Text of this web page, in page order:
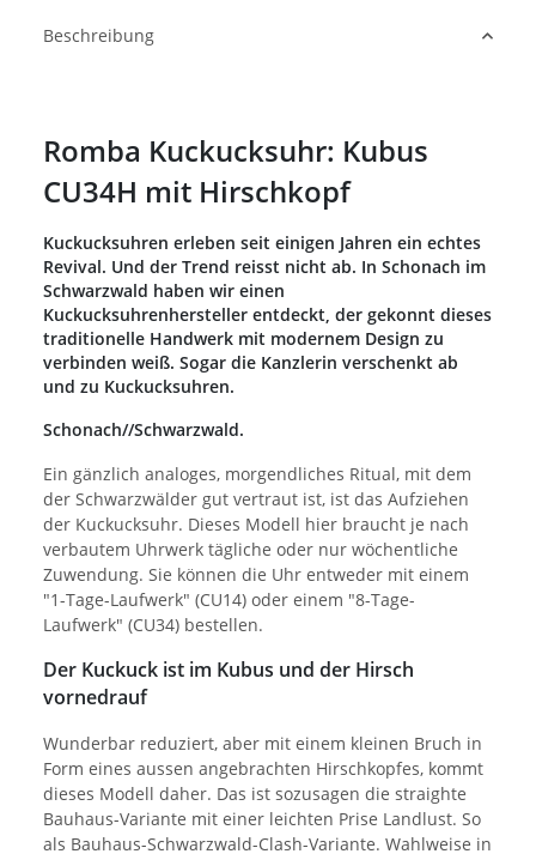
Beschreibung
Romba Kuckucksuhr: Kubus
CU34H mit Hirschkopf
Kuckucksuhren erleben seit einigen Jahren ein echtes
Revival. Und der Trend reisst nicht ab. In Schonach im
Schwarzwald haben wir einen
Kuckucksuhrenhersteller entdeckt, der gekonnt dieses
traditionelle Handwerk mit modernem Design zu
verbinden weiß. Sogar die Kanzlerin verschenkt ab
und zu Kuckucksuhren.
Schonach//Schwarzwald.
Ein gänzlich analoges, morgendliches Ritual, mit dem
der Schwarzwälder gut vertraut ist, ist das Aufziehen
der Kuckucksuhr. Dieses Modell hier braucht je nach
verbautem Uhrwerk tägliche oder nur wöchentliche
Zuwendung. Sie können die Uhr entweder mit einem
"1-Tage-Laufwerk" (CU14) oder einem "8-Tage-
Laufwerk" (CU34) bestellen.
Der Kuckuck ist im Kubus und der Hirsch
vornedrauf
Wunderbar reduziert, aber mit einem kleinen Bruch in
Form eines aussen angebrachten Hirschkopfes, kommt
dieses Modell daher. Das ist sozusagen die straighte
Bauhaus-Variante mit einer leichten Prise Landlust. So
als Bauhaus-Schwarzwald-Clash-Variante. Wahlweise in